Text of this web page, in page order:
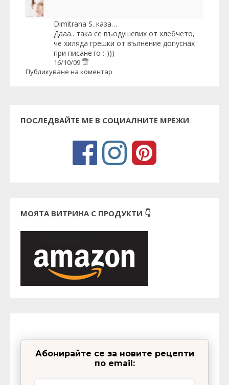
Dimitrana S. каза…
Дааа.. така се въодушевих от хлебчето,
че хиляда грешки от вълнение допуснах
при писането :-)))
16/10/09
Публикуване на коментар
ПОСЛЕДВАЙТЕ МЕ В СОЦИАЛНИТЕ МРЕЖИ
МОЯТА ВИТРИНА С ПРОДУКТИ 👇
Абонирайте се за новите рецепти
по email: